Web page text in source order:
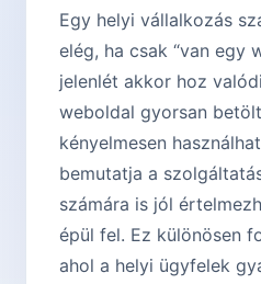
Egy helyi vállalkozás
elég, ha csak “van egy
jelenlét akkor hoz
weboldal gyorsan
kényelmesen
bemutatja a
számára is jól
épül fel. Ez különösen
ahol a helyi ügyfelek